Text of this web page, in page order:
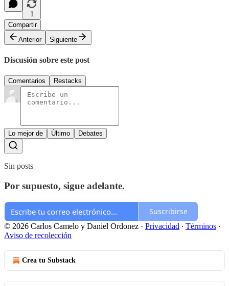
1
Compartir
Anterior
Siguiente
Discusión sobre este post
Comentarios Restacks
Lo mejor de Último Debates
Sin posts
Por supuesto, sigue adelante.
Suscribirse
© 2026 Carlos Camelo y Daniel Ordonez · Privacidad ∙ Términos ∙
Aviso de recolección
Crea tu Substack